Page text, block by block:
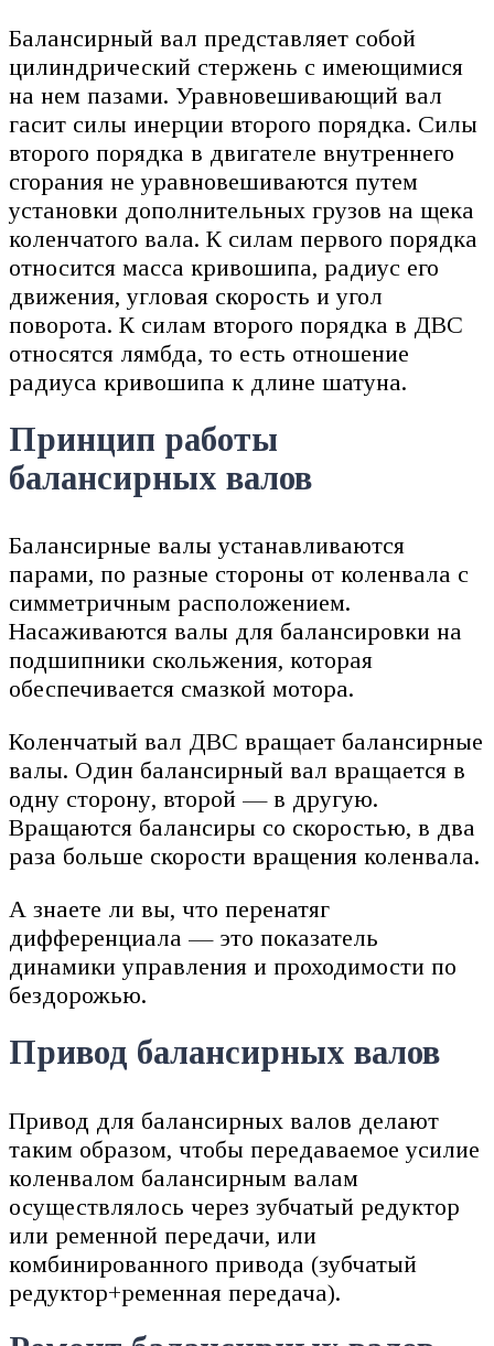
Балансирный вал представляет собой
цилиндрический стержень с имеющимися
на нем пазами. Уравновешивающий вал
гасит силы инерции второго порядка. Силы
второго порядка в двигателе внутреннего
сгорания не уравновешиваются путем
установки дополнительных грузов на щека
коленчатого вала. К силам первого порядка
относится масса кривошипа, радиус его
движения, угловая скорость и угол
поворота. К силам второго порядка в ДВС
относятся лямбда, то есть отношение
радиуса кривошипа к длине шатуна.
Принцип работы
балансирных валов
Балансирные валы устанавливаются
парами, по разные стороны от коленвала с
симметричным расположением.
Насаживаются валы для балансировки на
подшипники скольжения, которая
обеспечивается смазкой мотора.
Коленчатый вал ДВС вращает балансирные
валы. Один балансирный вал вращается в
одну сторону, второй — в другую.
Вращаются балансиры со скоростью, в два
раза больше скорости вращения коленвала.
А знаете ли вы, что перенатяг
дифференциала — это показатель
динамики управления и проходимости по
бездорожью.
Привод балансирных валов
Привод для балансирных валов делают
таким образом, чтобы передаваемое усилие
коленвалом балансирным валам
осуществлялось через зубчатый редуктор
или ременной передачи, или
комбинированного привода (зубчатый
редуктор+ременная передача).